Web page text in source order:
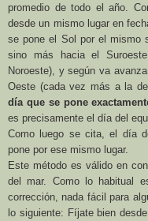
promedio de todo el año.
desde un mismo lugar en
se pone el Sol por el mismo
sino más hacia el
Noroeste), y según va
Oeste (cada vez más a la
día que se pone
es precisamente el día del
Como luego se cita, el día
pone por ese mismo lugar.
Este método es válido en
del mar. Como lo habitual
corrección, nada fácil para
lo siguiente: Fíjate bien